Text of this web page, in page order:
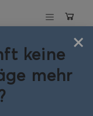
×
keine
mehr